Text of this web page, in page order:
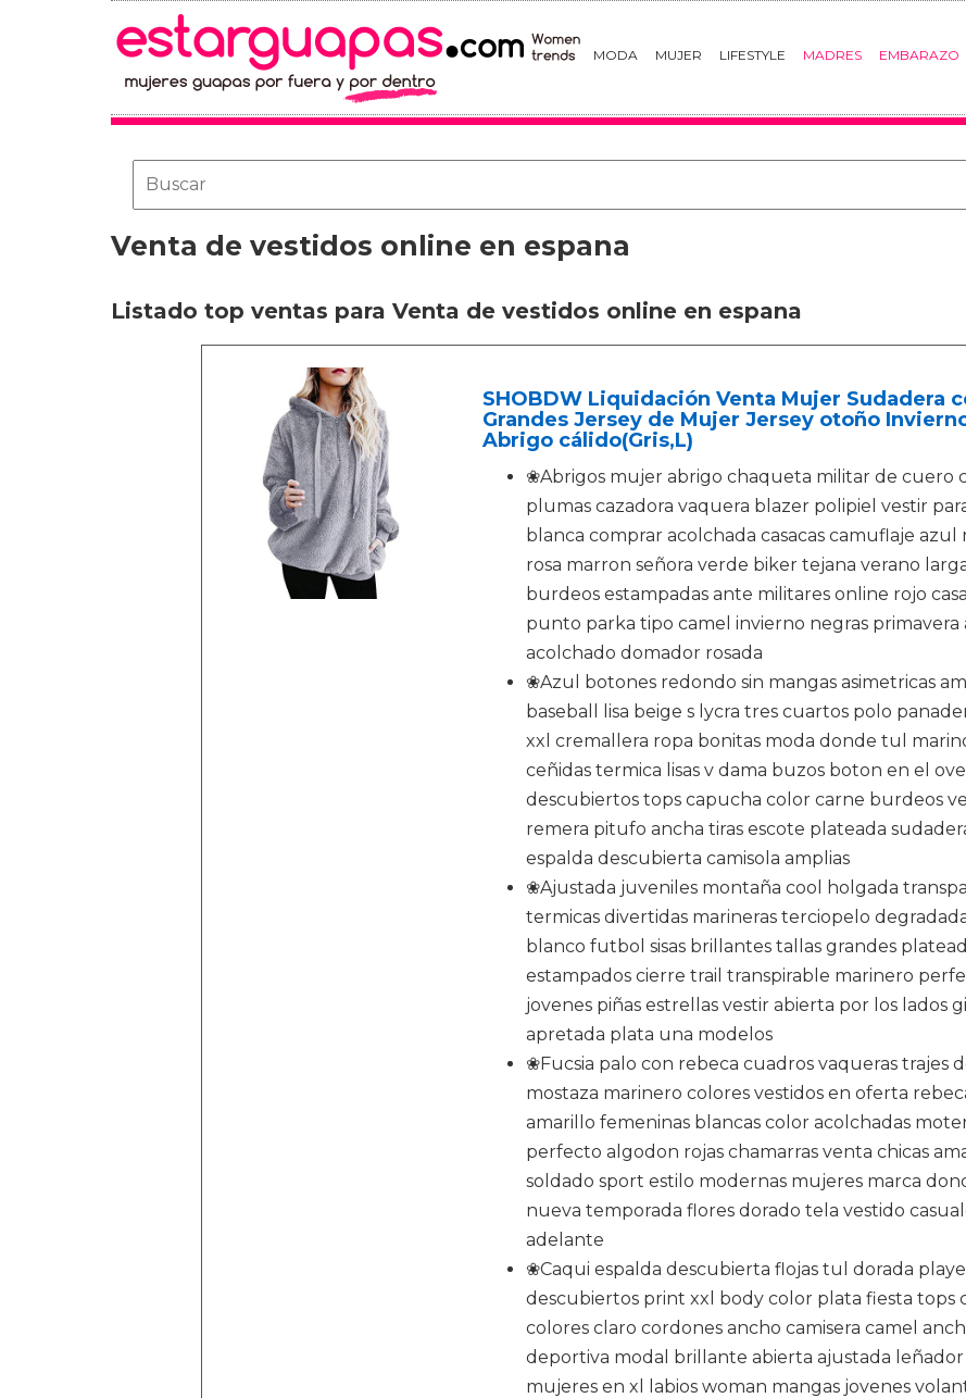
MODA MUJER LIFESTYLE MADRES EMBARAZO
Venta de vestidos online en espana
Listado top ventas para Venta de vestidos online en espana
SHOBDW Liquidación Venta Mujer Sudadera
Grandes Jersey de Mujer Jersey otoño
Abrigo cálido(Gris,L)
❀Abrigos mujer abrigo chaqueta militar de cuero
plumas cazadora vaquera blazer polipiel vestir
blanca comprar acolchada casacas camuflaje
rosa marron señora verde biker tejana verano
burdeos estampadas ante militares online rojo
punto parka tipo camel invierno negras primavera
acolchado domador rosada
❀Azul botones redondo sin mangas asimetricas
baseball lisa beige s lycra tres cuartos polo
xxl cremallera ropa bonitas moda donde tul
ceñidas termica lisas v dama buzos boton en el
descubiertos tops capucha color carne burdeos
remera pitufo ancha tiras escote plateada
espalda descubierta camisola amplias
❀Ajustada juveniles montaña cool holgada
termicas divertidas marineras terciopelo
blanco futbol sisas brillantes tallas grandes
estampados cierre trail transpirable marinero
jovenes piñas estrellas vestir abierta por los lados
apretada plata una modelos
❀Fucsia palo con rebeca cuadros vaqueras trajes
mostaza marinero colores vestidos en oferta
amarillo femeninas blancas color acolchadas
perfecto algodon rojas chamarras venta chicas
soldado sport estilo modernas mujeres marca
nueva temporada flores dorado tela vestido
adelante
❀Caqui espalda descubierta flojas tul dorada
descubiertos print xxl body color plata fiesta tops
colores claro cordones ancho camisera camel
deportiva modal brillante abierta ajustada leñador
mujeres en xl labios woman mangas jovenes